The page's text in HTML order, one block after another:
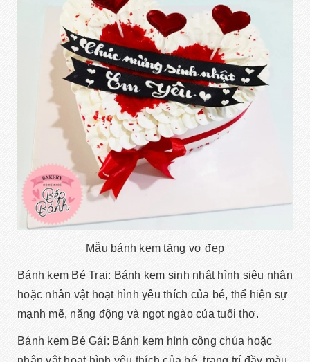
Mẫu bánh kem tặng vợ đẹp
Bánh kem Bé Trai: Bánh kem sinh nhật hình siêu nhân
hoặc nhân vật hoạt hình yêu thích của bé, thể hiện sự
mạnh mẽ, năng động và ngọt ngào của tuổi thơ.
Bánh kem Bé Gái: Bánh kem hình công chúa hoặc